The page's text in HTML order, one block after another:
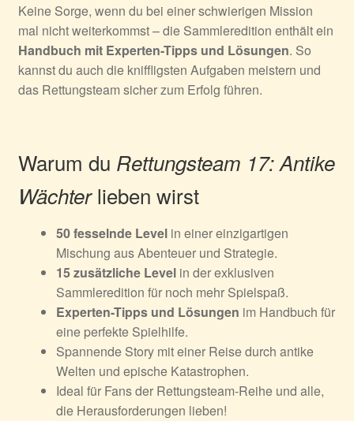
Keine Sorge, wenn du bei einer schwierigen Mission
mal nicht weiterkommst – die Sammleredition enthält ein
Handbuch mit Experten-Tipps und Lösungen. So
kannst du auch die kniffligsten Aufgaben meistern und
das Rettungsteam sicher zum Erfolg führen.
Warum du Rettungsteam 17: Antike
Wächterlieben wirst
50 fesselnde Levelin einer einzigartigen
Mischung aus Abenteuer und Strategie.
15 zusätzliche Levelin der exklusiven
Sammleredition für noch mehr Spielspaß.
Experten-Tipps und Lösungen im Handbuch für
eine perfekte Spielhilfe.
Spannende Story mit einer Reise durch antike
Welten und epische Katastrophen.
Ideal für Fans der Rettungsteam-Reihe und alle,
die Herausforderungen lieben!